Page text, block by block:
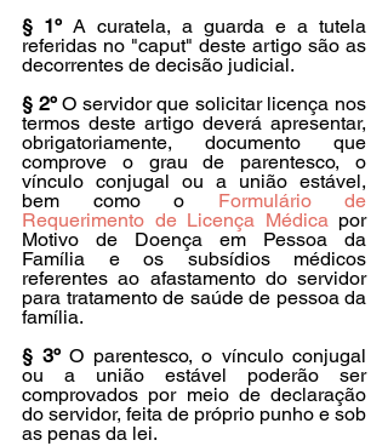
§ 1º A curatela, a guarda e a tutela
referidas no "caput" deste artigo são as
decorrentes de decisão judicial.
§ 2º O servidor que solicitar licença nos
termos deste artigo deverá apresentar,
obrigatoriamente, documento que
comprove o grau de parentesco, o
vínculo conjugal ou a união estável,
bem como o Formulário de
Requerimento de Licença Médica por
Motivo de Doença em Pessoa da
Família e os subsídios médicos
referentes ao afastamento do servidor
para tratamento de saúde de pessoa da
família.
§ 3º O parentesco, o vínculo conjugal
ou a união estável poderão ser
comprovados por meio de declaração
do servidor, feita de próprio punho e sob
as penas da lei.